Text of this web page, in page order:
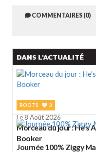
COMMENTAIRES (0)
DANS L'ACTUALITÉ
ROOTS 3
Le 8 Août 2026
Morceau du jour : He's
Booker
Journée 100% Ziggy